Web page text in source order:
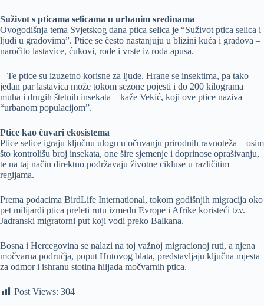
Suživot s pticama selicama u urbanim sredinama
Ovogodišnja tema Svjetskog dana ptica selica je “Suživot ptica selica i
ljudi u gradovima”. Ptice se često nastanjuju u blizini kuća i gradova –
naročito lastavice, ćukovi, rode i vrste iz roda apusa.
– Te ptice su izuzetno korisne za ljude. Hrane se insektima, pa tako
jedan par lastavica može tokom sezone pojesti i do 200 kilograma
muha i drugih štetnih insekata – kaže Vekić, koji ove ptice naziva
“urbanom populacijom”.
Ptice kao čuvari ekosistema
Ptice selice igraju ključnu ulogu u očuvanju prirodnih ravnoteža – osim
što kontrolišu broj insekata, one šire sjemenje i doprinose oprašivanju,
te na taj način direktno podržavaju životne cikluse u različitim
regijama.
Prema podacima BirdLife International, tokom godišnjih migracija oko
pet milijardi ptica preleti rutu između Evrope i Afrike koristeći tzv.
Jadranski migratorni put koji vodi preko Balkana.
Bosna i Hercegovina se nalazi na toj važnoj migracionoj ruti, a njena
močvarna područja, poput Hutovog blata, predstavljaju ključna mjesta
za odmor i ishranu stotina hiljada močvarnih ptica.
Post Views: 304